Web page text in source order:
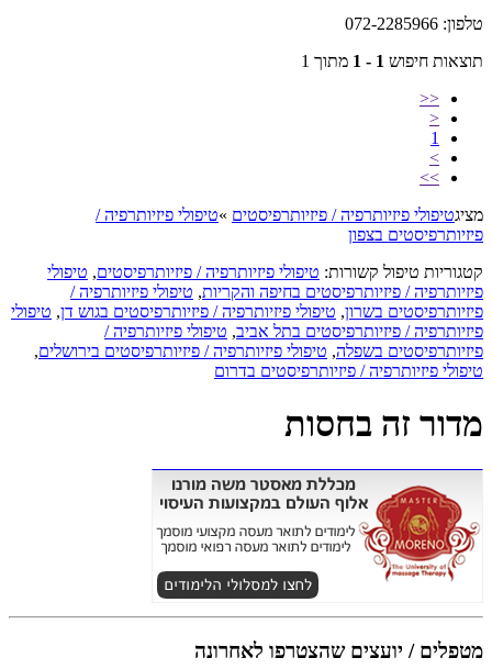
טלפון: 072-2285966
תוצאות חיפוש 1 - 1
מתוך 1
<<
<
1
>
>>
מציגטיפולי פיזיותרפיה / פיזיותרפיסטים »טיפולי פיזיותרפיה /
פיזיותרפיסטים בצפון
קטגוריות טיפול קשורות: טיפולי פיזיותרפיה / פיזיותרפיסטים, טיפולי
פיזיותרפיה / פיזיותרפיסטים בחיפה והקריות, טיפולי פיזיותרפיה /
פיזיותרפיסטים בשרון, טיפולי פיזיותרפיה / פיזיותרפיסטים בגוש דן, טיפולי
פיזיותרפיה / פיזיותרפיסטים בתל אביב, טיפולי פיזיותרפיה /
פיזיותרפיסטים בשפלה, טיפולי פיזיותרפיה / פיזיותרפיסטים בירושלים,
טיפולי פיזיותרפיה / פיזיותרפיסטים בדרום
מדור זה בחסות
מטפלים / יועצים שהצטרפו לאחרונה